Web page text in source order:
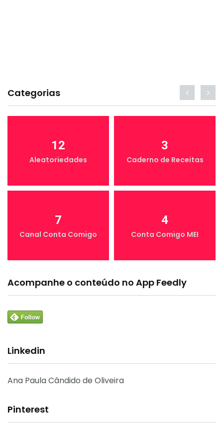
Categorias
12
Aleatoriedades
3
Caderno de Receitas
7
Canal Conta Comigo
4
Conta Comigo MEI
Acompanhe o conteúdo no App Feedly
Linkedin
Ana Paula Cândido de Oliveira
Pinterest